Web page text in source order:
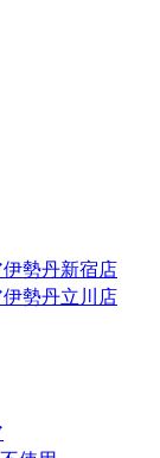
勢丹新宿店
勢丹立川店